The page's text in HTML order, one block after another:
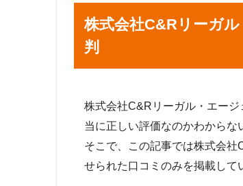
株式会社C&Rリーガ
判
株式会社C&Rリーガル・エー
当に正しい評価なのかわからな
そこで、この記事では株式会
せられた口コミのみを掲載して